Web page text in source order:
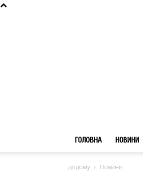
ГОЛОВНА НОВИНИ
додому Новини